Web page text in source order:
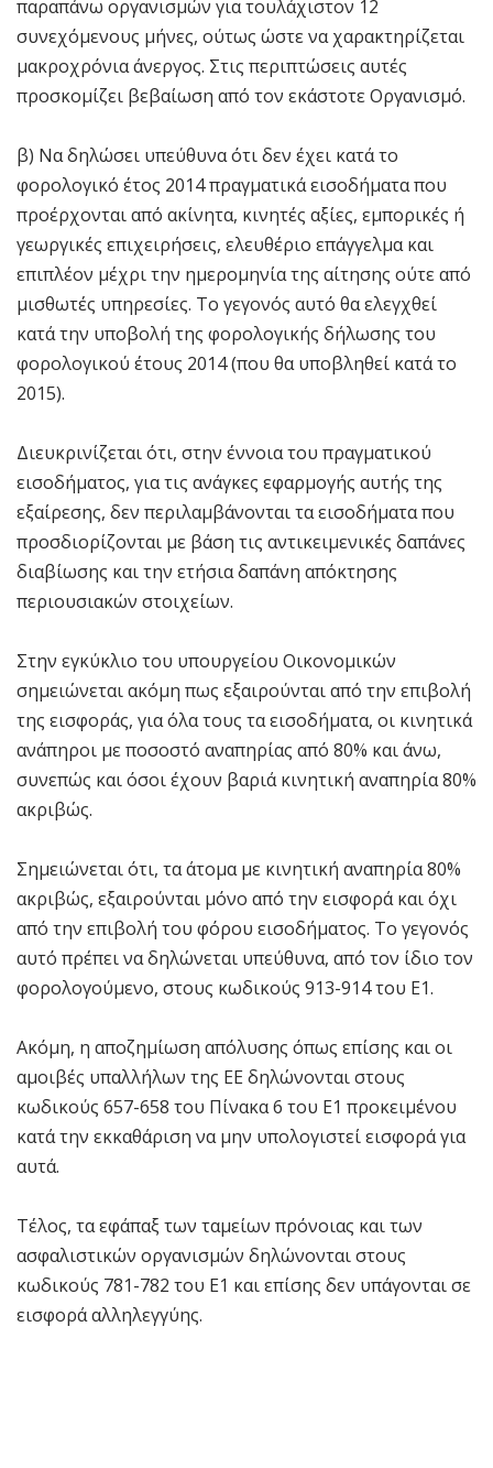
παραπάνω οργανισμών για τουλάχιστον 12
συνεχόμενους μήνες, ούτως ώστε να χαρακτηρίζεται
μακροχρόνια άνεργος. Στις περιπτώσεις αυτές
προσκομίζει βεβαίωση από τον εκάστοτε Οργανισμό.
β) Να δηλώσει υπεύθυνα ότι δεν έχει κατά το
φορολογικό έτος 2014 πραγματικά εισοδήματα που
προέρχονται από ακίνητα, κινητές αξίες, εμπορικές ή
γεωργικές επιχειρήσεις, ελευθέριο επάγγελμα και
επιπλέον μέχρι την ημερομηνία της αίτησης ούτε από
μισθωτές υπηρεσίες. Το γεγονός αυτό θα ελεγχθεί
κατά την υποβολή της φορολογικής δήλωσης του
φορολογικού έτους 2014 (που θα υποβληθεί κατά το
2015).
Διευκρινίζεται ότι, στην έννοια του πραγματικού
εισοδήματος, για τις ανάγκες εφαρμογής αυτής της
εξαίρεσης, δεν περιλαμβάνονται τα εισοδήματα που
προσδιορίζονται με βάση τις αντικειμενικές δαπάνες
διαβίωσης και την ετήσια δαπάνη απόκτησης
περιουσιακών στοιχείων.
Στην εγκύκλιο του υπουργείου Οικονομικών
σημειώνεται ακόμη πως εξαιρούνται από την επιβολή
της εισφοράς, για όλα τους τα εισοδήματα, οι κινητικά
ανάπηροι με ποσοστό αναπηρίας από 80% και άνω,
συνεπώς και όσοι έχουν βαριά κινητική αναπηρία 80%
ακριβώς.
Σημειώνεται ότι, τα άτομα με κινητική αναπηρία 80%
ακριβώς, εξαιρούνται μόνο από την εισφορά και όχι
από την επιβολή του φόρου εισοδήματος. Το γεγονός
αυτό πρέπει να δηλώνεται υπεύθυνα, από τον ίδιο τον
φορολογούμενο, στους κωδικούς 913-914 του Ε1.
Ακόμη, η αποζημίωση απόλυσης όπως επίσης και οι
αμοιβές υπαλλήλων της ΕΕ δηλώνονται στους
κωδικούς 657-658 του Πίνακα 6 του Ε1 προκειμένου
κατά την εκκαθάριση να μην υπολογιστεί εισφορά για
αυτά.
Τέλος, τα εφάπαξ των ταμείων πρόνοιας και των
ασφαλιστικών οργανισμών δηλώνονται στους
κωδικούς 781-782 του Ε1 και επίσης δεν υπάγονται σε
εισφορά αλληλεγγύης.